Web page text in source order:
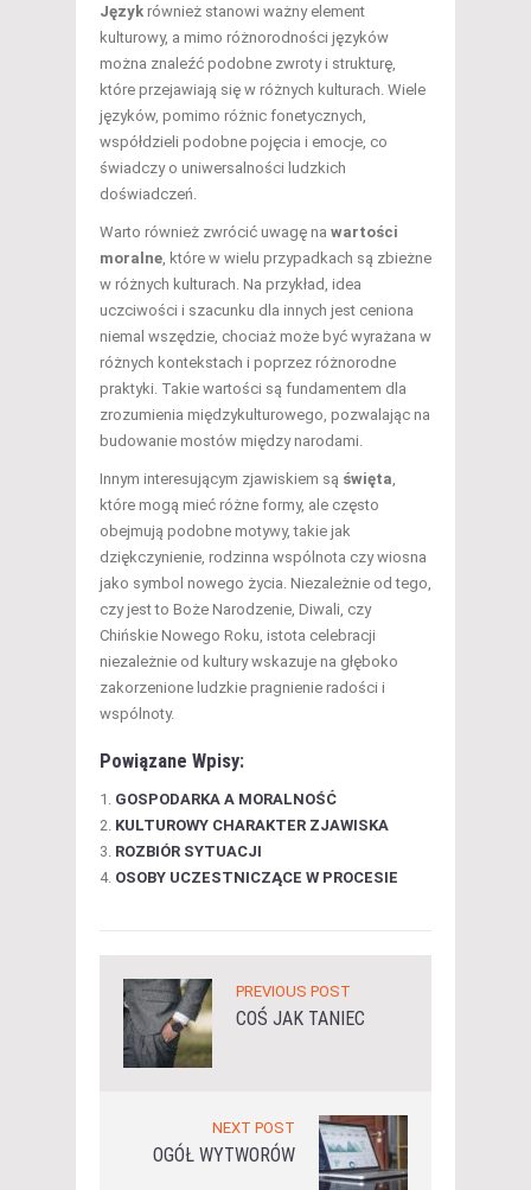
Język również stanowi ważny element
kulturowy, a mimo różnorodności języków
można znaleźć podobne zwroty i strukturę,
które przejawiają się w różnych kulturach. Wiele
języków, pomimo różnic fonetycznych,
współdzieli podobne pojęcia i emocje, co
świadczy o uniwersalności ludzkich
doświadczeń.
Warto również zwrócić uwagę na wartości
moralne , które w wielu przypadkach są zbieżne
w różnych kulturach. Na przykład, idea
uczciwości i szacunku dla innych jest ceniona
niemal wszędzie, chociaż może być wyrażana w
różnych kontekstach i poprzez różnorodne
praktyki. Takie wartości są fundamentem dla
zrozumienia międzykulturowego, pozwalając na
budowanie mostów między narodami.
Innym interesującym zjawiskiem są święta
które mogą mieć różne formy, ale często
obejmują podobne motywy, takie jak
dziękczynienie, rodzinna wspólnota czy wiosna
jako symbol nowego życia. Niezależnie od tego,
czy jest to Boże Narodzenie, Diwali, czy
Chińskie Nowego Roku, istota celebracji
niezależnie od kultury wskazuje na głęboko
zakorzenione ludzkie pragnienie radości i
wspólnoty.
Powiązane Wpisy:
GOSPODARKA A MORALNOŚĆ
KULTUROWY CHARAKTER ZJAWISKA
ROZBIÓR SYTUACJI
OSOBY UCZESTNICZĄCE W PROCESIE
PREVIOUS POST
COŚ JAK TANIEC
NEXT POST
OGÓŁ WYTWORÓW